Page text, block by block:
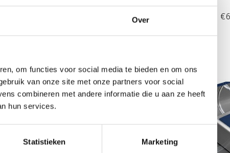
Over
om functies voor social media te bieden en om ons
van onze site met onze partners voor social
combineren met andere informatie die u aan ze heeft
hun services.
Statistieken Marketing